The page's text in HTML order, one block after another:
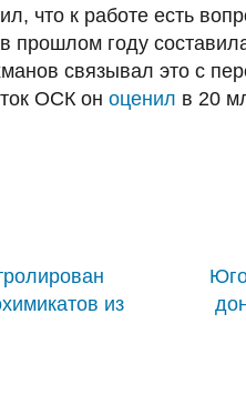
что к работе есть
прошлом году
связывал это с
ОСК он оценил в 20
из